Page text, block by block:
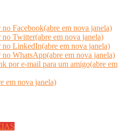
Facebook(abre em nova janela)
Twitter(abre em nova janela)
LinkedIn(abre em nova janela)
WhatsApp(abre em nova janela)
por e-mail para um amigo(abre em
em nova janela)